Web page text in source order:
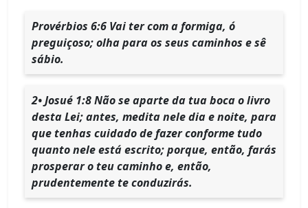
Provérbios 6:6 Vai ter com a formiga, ó
preguiçoso; olha para os seus caminhos e sê
sábio.
2• Josué 1:8 Não se aparte da tua boca o livro
desta Lei; antes, medita nele dia e noite, para
que tenhas cuidado de fazer conforme tudo
quanto nele está escrito; porque, então, farás
prosperar o teu caminho e, então,
prudentemente te conduzirás.